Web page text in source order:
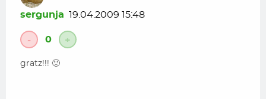
sergunja 19.04.2009 15:48
- 0 +
gratz!!! 🙂